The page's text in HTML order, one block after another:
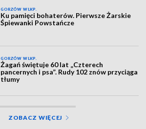
GORZÓW WLKP.
Ku pamięci bohaterów. Pierwsze Żarskie
Śpiewanki Powstańcze
GORZÓW WLKP.
Żagań świętuje 60 lat „Czterech
pancernych i psa”. Rudy 102 znów przyciąga
tłumy
ZOBACZ WIĘCEJ